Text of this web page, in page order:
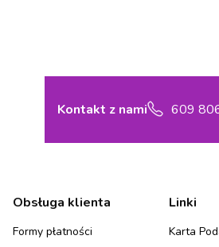
Kontakt z nami 609
Linki w stopce
Obsługa klienta
Formy płatności
Linki
Karta